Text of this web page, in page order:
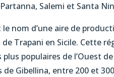
Salemi et Santa
le nom d’une aire de
Trapani en Sicile. Cette
populaires de l’Ouest
de Gibellina, entre 200 et